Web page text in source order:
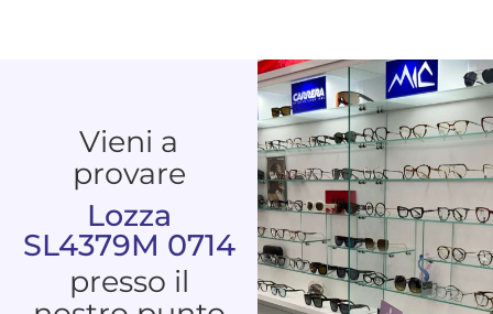
Vieni a
provare
Lozza
SL4379M 0714
presso il